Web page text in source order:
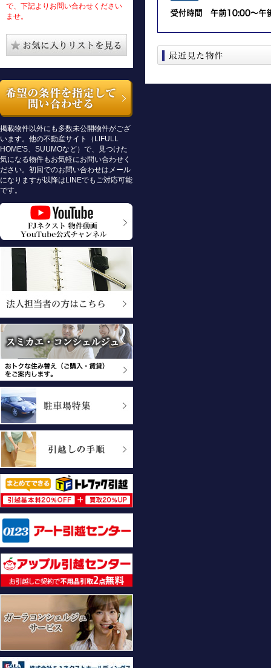
で、下記よりお問い合わせください
ませ。
掲載物件以外にも多数未公開物件がござ
います。他の不動産サイト（LIFULL
HOME'S、SUUMOなど）で、見つけた
気になる物件もお気軽にお問い合わせく
ださい。初回でのお問い合わせはメール
になりますが以降はLINEでもご対応可能
です。